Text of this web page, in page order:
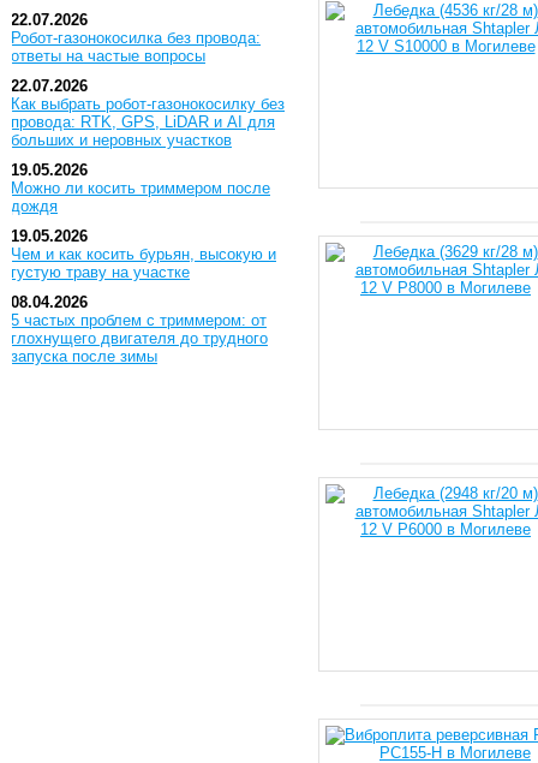
22.07.2026
Робот-газонокосилка без провода:
ответы на частые вопросы
22.07.2026
Как выбрать робот-газонокосилку без
провода: RTK, GPS, LiDAR и AI для
больших и неровных участков
19.05.2026
Можно ли косить триммером после
дождя
19.05.2026
Чем и как косить бурьян, высокую и
густую траву на участке
08.04.2026
5 частых проблем с триммером: от
глохнущего двигателя до трудного
запуска после зимы